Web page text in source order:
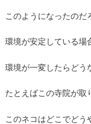
このようになったのだ
環境が安定している場
環境が一変したらどう
たとえばこの寺院が取
このネコはどこでどう